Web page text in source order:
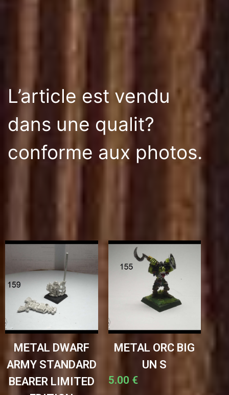
L’article est vendu
dans une qualit?
conforme aux photos.
METAL DWARF
ARMY STANDARD
BEARER LIMITED
METAL ORC BIG
UN S
5.00 €